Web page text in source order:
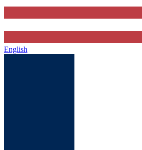
English